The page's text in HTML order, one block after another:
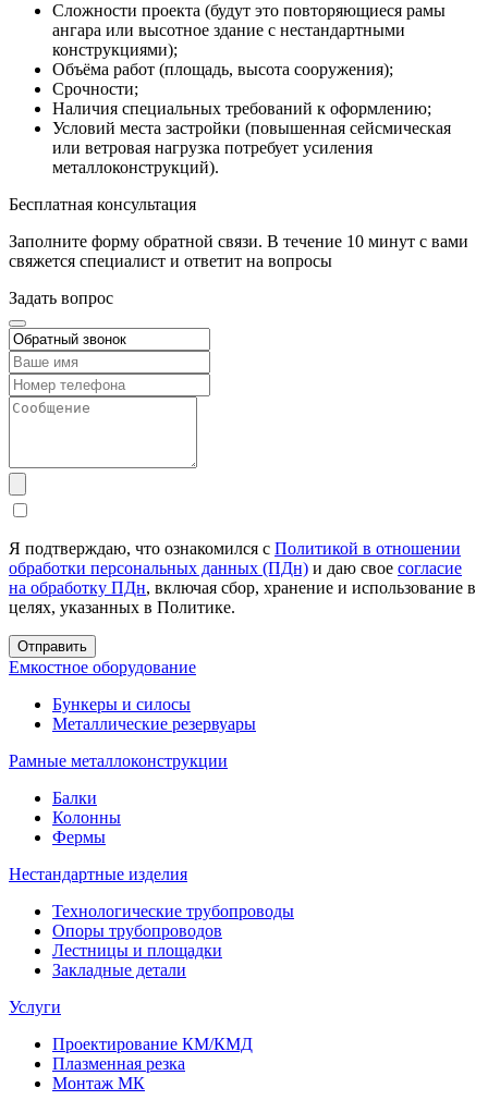
Сложности проекта (будут это повторяющиеся рамы
ангара или высотное здание с нестандартными
конструкциями);
Объёма работ (площадь, высота сооружения);
Срочности;
Наличия специальных требований к оформлению;
Условий места застройки (повышенная сейсмическая
или ветровая нагрузка потребует усиления
металлоконструкций).
Бесплатная консультация
Заполните форму обратной связи. В течение 10 минут с вами
свяжется специалист и ответит на вопросы
Задать вопрос
Я подтверждаю, что ознакомился с Политикой в отношении
обработки персональных данных (ПДн) и даю свое согласие
на обработку ПДн, включая сбор, хранение и использование в
целях, указанных в Политике.
Емкостное оборудование
Бункеры и силосы
Металлические резервуары
Рамные металлоконструкции
Балки
Колонны
Фермы
Нестандартные изделия
Технологические трубопроводы
Опоры трубопроводов
Лестницы и площадки
Закладные детали
Услуги
Проектирование КМ/КМД
Плазменная резка
Монтаж МК